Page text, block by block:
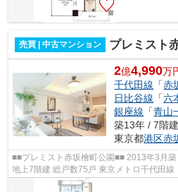
売買 | 中古マンション プレミスト
2億4,990万
千代田線 「赤
日比谷線 「六
銀座線 「青山
築13年 / 7階
東京都港区赤
■■プレミスト赤坂檜町公園■■ 2013年3月築 鉄筋コンクリート造 地下2階付
地上7階建 総戸数75戸 東京メトロ千代田線『赤坂』駅徒歩7分 都営大江戸
線・東京メトロ日比谷線『六本木』駅...